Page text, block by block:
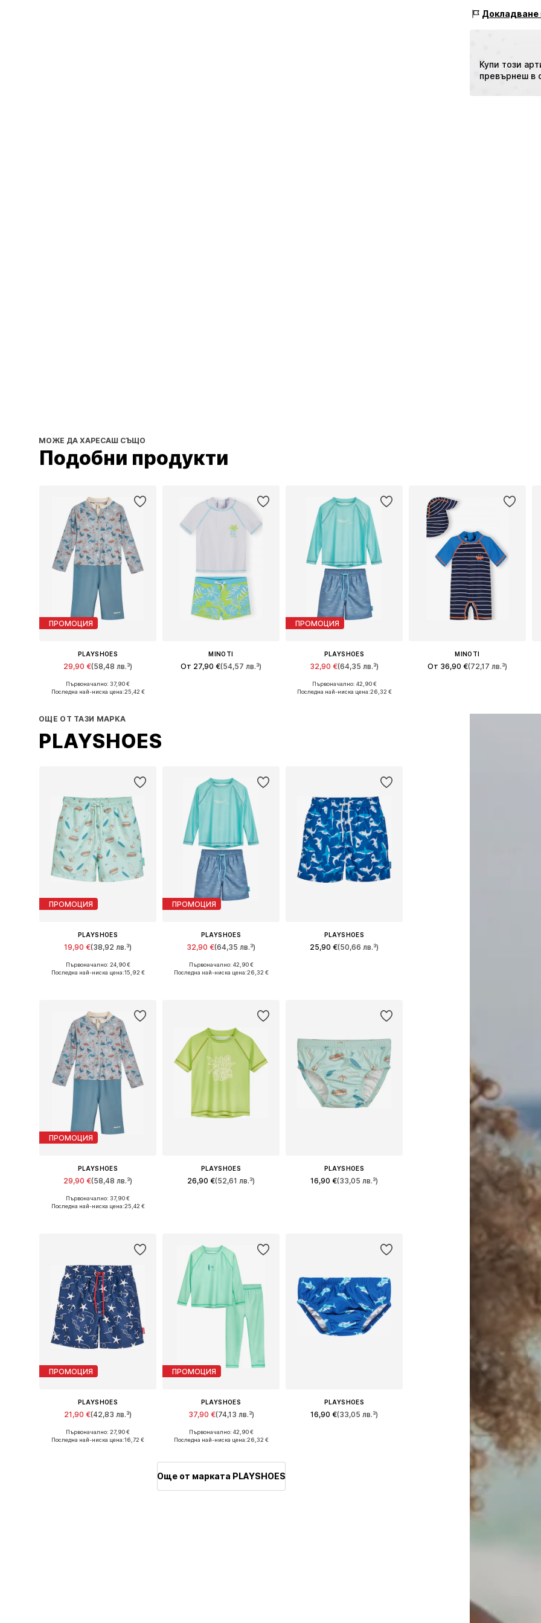
Функции: UV
Докладване
Купи този
превърнеш в
МОЖЕ ДА ХАРЕСАШ СЪЩО
Подобни продукти
ПРОМОЦИЯ
PLAYSHOES
29,90 €(58,48 лв.³)
Първоначално: 37,90 €
Последна най-ниска цена:25,42 €
MINOTI
От 27,90 €(54,57 лв.³)
ПРОМОЦИЯ
PLAYSHOES
32,90 €(64,35 лв.³)
Първоначално: 42,90 €
Последна най-ниска цена:26,32 €
MINOTI
От 36,90 €(72,17 лв.³)
ОЩЕ ОТ ТАЗИ МАРКА
PLAYSHOES
ПРОМОЦИЯ
PLAYSHOES
19,90 €(38,92 лв.³)
Първоначално: 24,90 €
Последна най-ниска цена:15,92 €
ПРОМОЦИЯ
PLAYSHOES
32,90 €(64,35 лв.³)
Първоначално: 42,90 €
Последна най-ниска цена:26,32 €
PLAYSHOES
25,90 €(50,66 лв.³)
ПРОМОЦИЯ
PLAYSHOES
29,90 €(58,48 лв.³)
Първоначално: 37,90 €
Последна най-ниска цена:25,42 €
PLAYSHOES
26,90 €(52,61 лв.³)
PLAYSHOES
16,90 €(33,05 лв.³)
ПРОМОЦИЯ
PLAYSHOES
21,90 €(42,83 лв.³)
Предлага се в много размери
Първоначално: 27,90 €
Последна най-ниска цена:16,72 €
ПРОМОЦИЯ
PLAYSHOES
37,90 €(74,13 лв.³)
Първоначално: 42,90 €
Последна най-ниска цена:26,32 €
PLAYSHOES
16,90 €(33,05 лв.³)
Още от марката PLAYSHOES